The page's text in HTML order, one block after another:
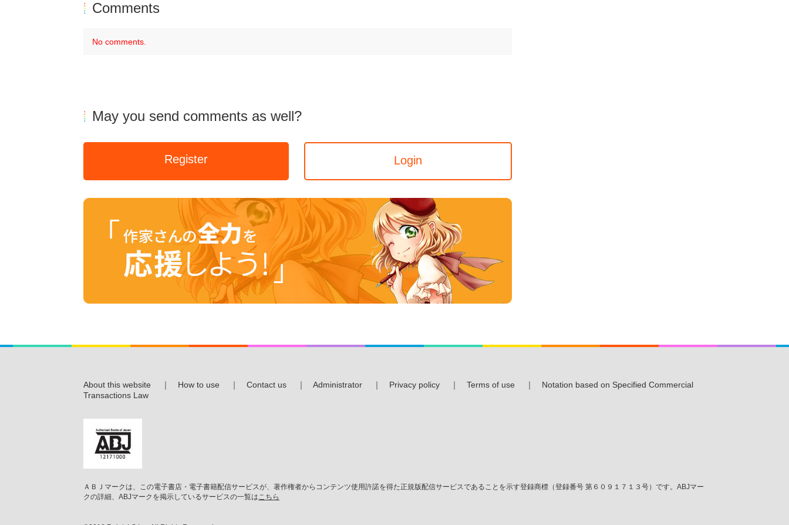
Comments
No comments.
May you send comments as well?
Register Login
About this website ｜ How to use ｜ Contact us ｜ Administrator ｜ Privacy policy ｜ Terms of use ｜ Notation based on Specified Commercial
Transactions Law
ＡＢＪマークは、この電子書店・電子書籍配信サービスが、著作権者からコンテンツ使用許諾を得た正規版配信サービスであることを示す登録商標（登録番号 第６０９１７１３号）です。ABJマー
クの詳細、ABJマークを掲示しているサービスの一覧はこちら